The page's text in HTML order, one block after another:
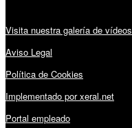
Visita nuestra galería de vídeos
Aviso Legal
Política de Cookies
Implementado por xeral.net
Portal empleado